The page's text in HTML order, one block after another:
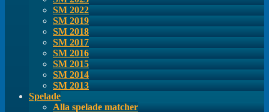
SM 2022
SM 2019
SM 2018
SM 2017
SM 2016
SM 2015
SM 2014
SM 2013
Spelade
Alla spelade matcher